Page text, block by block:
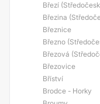
Březí
Březina
Březnice
Březno
Březová
Březovice
Bříství
Brodce - Horky